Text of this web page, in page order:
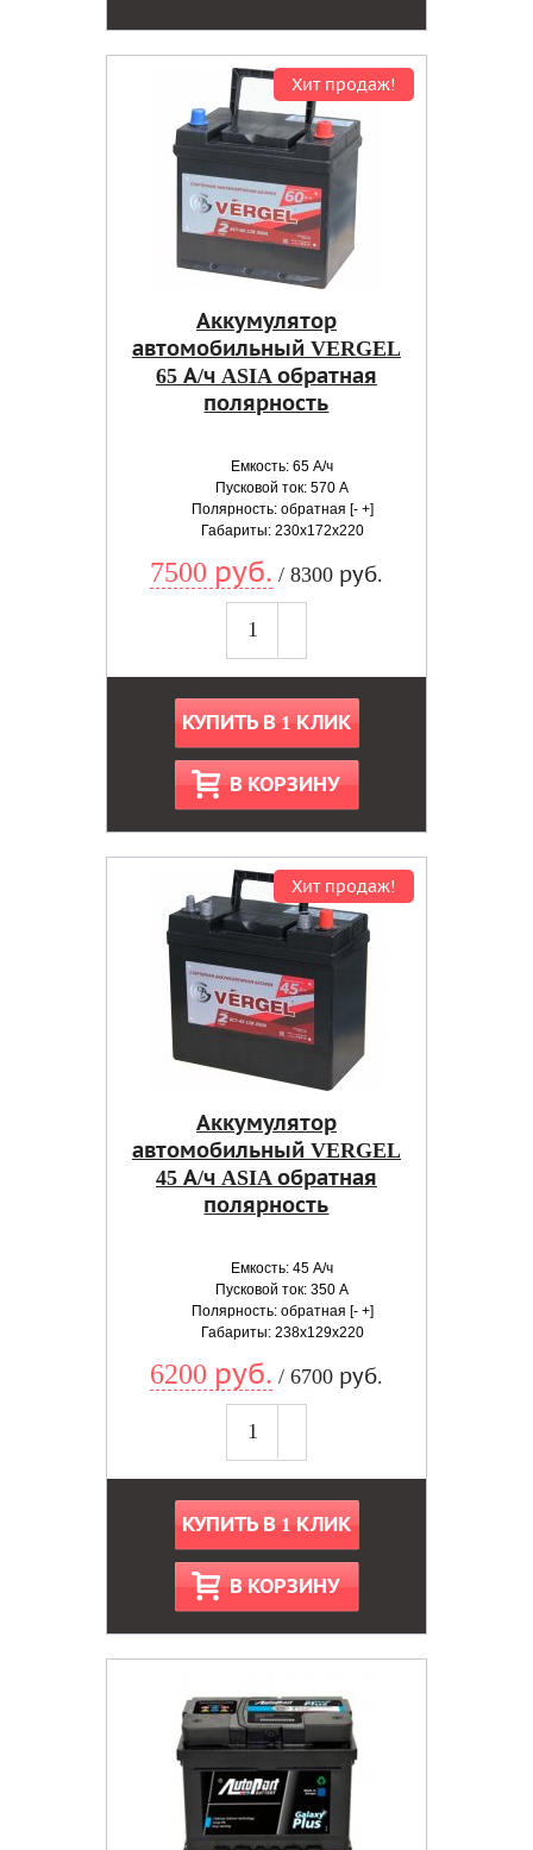
Хит продаж!
Аккумулятор
автомобильный VERGEL
65 А/ч ASIA обратная
полярность
Емкость: 65 А/ч
Пусковой ток: 570 А
Полярность: обратная [- +]
Габариты: 230x172x220
7500 руб. / 8300 руб.
КУПИТЬ В 1 КЛИК
В КОРЗИНУ
Хит продаж!
Аккумулятор
автомобильный VERGEL
45 А/ч ASIA обратная
полярность
Емкость: 45 А/ч
Пусковой ток: 350 А
Полярность: обратная [- +]
Габариты: 238x129x220
6200 руб. / 6700 руб.
КУПИТЬ В 1 КЛИК
В КОРЗИНУ